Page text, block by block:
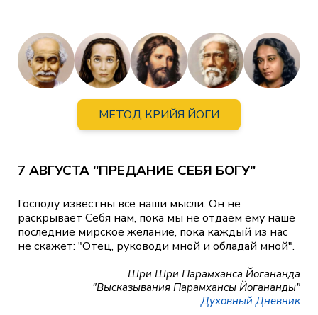
МЕТОД КРИЙЯ ЙОГИ
7 АВГУСТА "ПРЕДАНИЕ СЕБЯ БОГУ"
Господу известны все наши мысли. Он не
раскрывает Себя нам, пока мы не отдаем ему наше
последние мирское желание, пока каждый из нас
не скажет: "Отец, руководи мной и обладай мной".
Шри Шри Парамханса Йогананда
"Высказывания Парамхансы Йогананды"
Духовный Дневник